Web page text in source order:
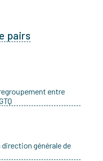
pairs
entre
générale de